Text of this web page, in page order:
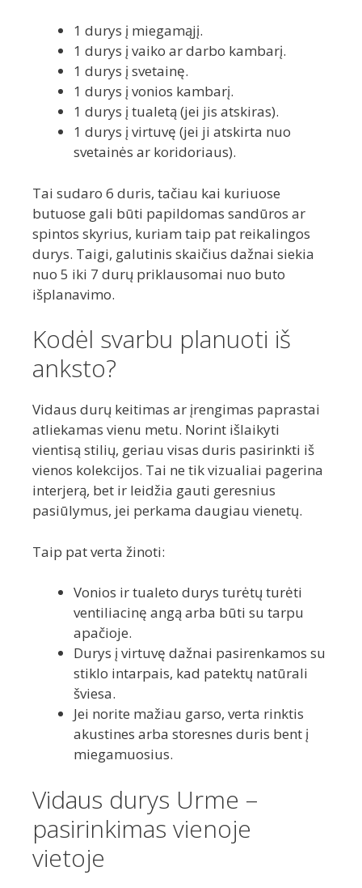
1 durys į miegamąjį.
1 durys į vaiko ar darbo kambarį.
1 durys į svetainę.
1 durys į vonios kambarį.
1 durys į tualetą (jei jis atskiras).
1 durys į virtuvę (jei ji atskirta nuo
svetainės ar koridoriaus).
Tai sudaro 6 duris, tačiau kai kuriuose
butuose gali būti papildomas sandūros ar
spintos skyrius, kuriam taip pat reikalingos
durys. Taigi, galutinis skaičius dažnai siekia
nuo 5 iki 7 durų priklausomai nuo buto
išplanavimo.
Kodėl svarbu planuoti iš
anksto?
Vidaus durų keitimas ar įrengimas paprastai
atliekamas vienu metu. Norint išlaikyti
vientisą stilių, geriau visas duris pasirinkti iš
vienos kolekcijos. Tai ne tik vizualiai pagerina
interjerą, bet ir leidžia gauti geresnius
pasiūlymus, jei perkama daugiau vienetų.
Taip pat verta žinoti:
Vonios ir tualeto durys turėtų turėti
ventiliacinę angą arba būti su tarpu
apačioje.
Durys į virtuvę dažnai pasirenkamos su
stiklo intarpais, kad patektų natūrali
šviesa.
Jei norite mažiau garso, verta rinktis
akustines arba storesnes duris bent į
miegamuosius.
Vidaus durys Urme –
pasirinkimas vienoje
vietoje